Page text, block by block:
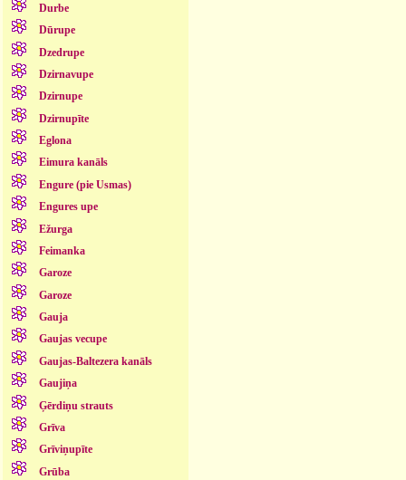
Durbe
Dūrupe
Dzedrupe
Dzirnavupe
Dzirnupe
Dzirnupīte
Eglona
Eimura kanāls
Engure (pie Usmas)
Engures upe
Ežurga
Feimanka
Garoze
Garoze
Gauja
Gaujas vecupe
Gaujas-Baltezera kanāls
Gaujiņa
Ģērdiņu strauts
Grīva
Grīviņupīte
Grūba